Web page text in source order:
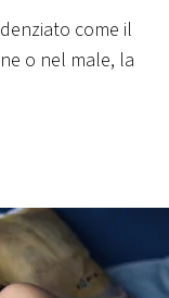
come il
o nel male, la